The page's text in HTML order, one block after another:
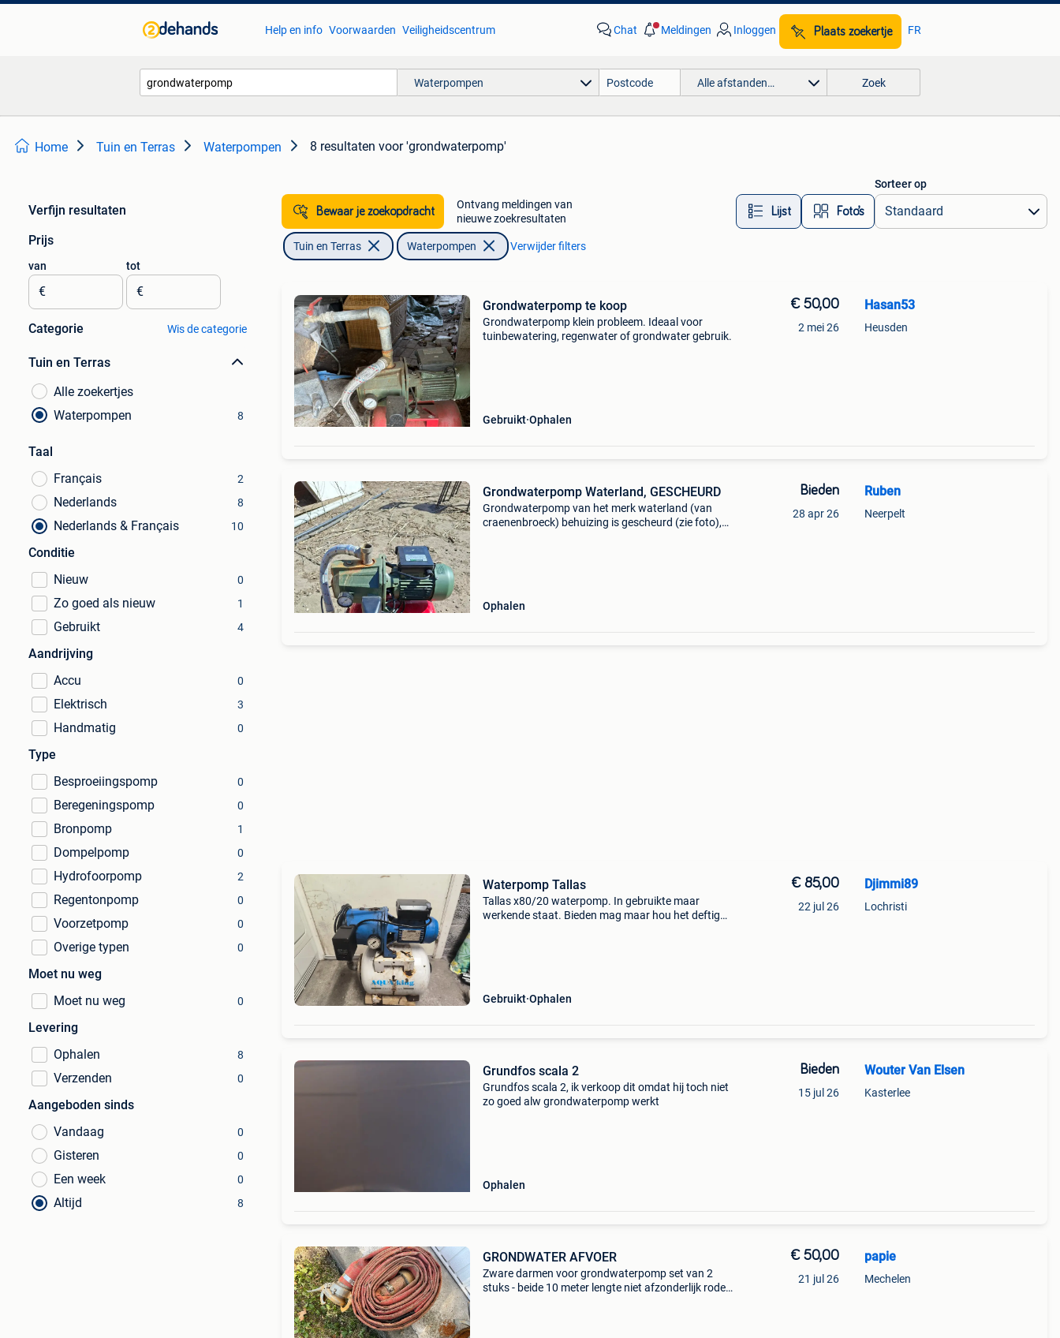
Help en info Voorwaarden Veiligheidscentrum Chat Meldingen Inloggen Plaats zoekertje FR
Waterpompen Alle afstanden… Zoek
Home Tuin en Terras Waterpompen 8 resultaten voor 'grondwaterpomp'
Verfijn resultaten
Prijs
van
€
tot
€
Categorie Wis de categorie
Tuin en Terras
Alle zoekertjes
Waterpompen
8
Taal
Français
2
Nederlands 8
Nederlands & Français 10
Conditie
Nieuw
0
Zo goed als nieuw 1
Gebruikt 4
Aandrijving
Accu
0
Elektrisch 3
Handmatig 0
Type
Besproeiingspomp
0
Beregeningspomp 0
Bronpomp 1
Dompelpomp 0
Hydrofoorpomp 2
Regentonpomp 0
Voorzetpomp 0
Overige typen 0
Moet nu weg
Moet nu weg
0
Levering
Ophalen
8
Verzenden 0
Aangeboden sinds
Vandaag
0
Gisteren 0
Een week 0
Altijd 8
Bewaar je zoekopdracht
Ontvang meldingen van
nieuwe zoekresultaten
Lijst Foto’s
Sorteer op
Tuin en Terras Waterpompen Verwijder filters
Grondwaterpomp te koop
Grondwaterpomp klein probleem. Ideaal voor
tuinbewatering, regenwater of grondwater gebruik.
Gebruikt Ophalen
€ 50,00
2 mei 26
Hasan53
Heusden
Grondwaterpomp Waterland, GESCHEURD
Grondwaterpomp van het merk waterland (van
craenenbroeck) behuizing is gescheurd (zie foto),
Ophalen
Bieden
28 apr 26
Ruben
Neerpelt
Waterpomp Tallas
Tallas x80/20 waterpomp. In gebruikte maar
werkende staat. Bieden mag maar hou het deftig
Gebruikt Ophalen
€ 85,00
22 jul 26
Djimmi89
Lochristi
Grundfos scala 2
Grundfos scala 2, ik verkoop dit omdat hij toch niet
zo goed alw grondwaterpomp werkt
Ophalen
Bieden
15 jul 26
Wouter Van Elsen
Kasterlee
GRONDWATER AFVOER
Zware darmen voor grondwaterpomp set van 2
stuks - beide 10 meter lengte niet afzonderlijk rode
€ 50,00
21 jul 26
papie
Mechelen